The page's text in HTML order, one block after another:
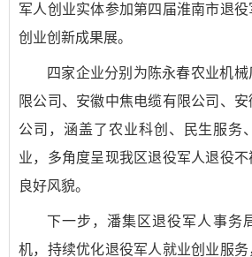
军人创业实体参加第四届淮南市退
创业创新成果展。
四家企业分别为陈永春农业机
限公司、安徽中焦电缆有限公司、
公司，涵盖了农业科创、民生服务
业，多角度呈现我区退役军人退役
良好风貌。
下一步，潘集区退役军人事务
机，持续优化退役军人就业创业服